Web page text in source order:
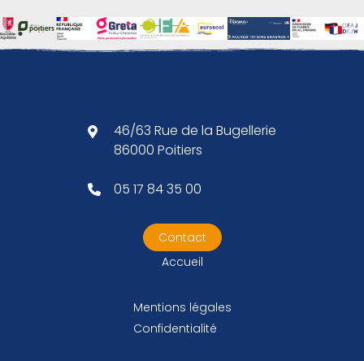
46/63 Rue de la Bugellerie
86000 Poitiers
05 17 84 35 00
Contact
Accueil
Mentions légales
Confidentialité